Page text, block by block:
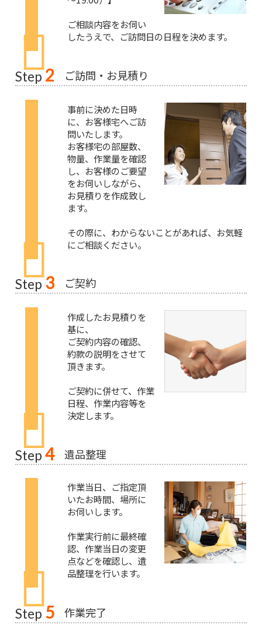
ご相談内容をお伺い
したうえで、ご訪問日の日程を決めます。
Step 2 ご訪問・お見積り
事前に決めた日時
に、お客様宅へご訪
問いたします。
お客様宅の部屋数、
物量、作業量を確認
し、お客様のご要望
をお伺いしながら、
お見積りを作成致し
ます。
その際に、わからないことがあれば、お気軽
にご相談ください。
Step 3 ご契約
作成したお見積りを
基に、
ご契約内容の確認、
約款の説明をさせて
頂きます。
ご契約に併せて、作業
日程、作業内容等を
決定します。
Step 4 遺品整理
作業当日、ご指定頂
いたお時間、場所に
お伺いします。
作業実行前に最終確
認、作業当日の変更
点などを確認し、遺
品整理を行います。
Step 5 作業完了